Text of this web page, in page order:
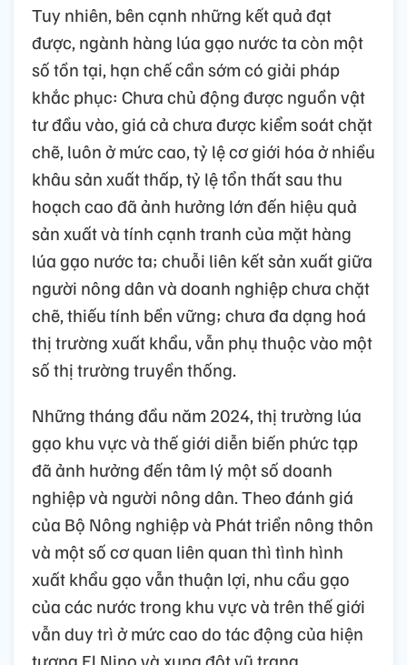
Tuy nhiên, bên cạnh những kết quả đạt
được, ngành hàng lúa gạo nước ta còn một
số tồn tại, hạn chế cần sớm có giải pháp
khắc phục: Chưa chủ động được nguồn vật
tư đầu vào, giá cả chưa được kiểm soát chặt
chẽ, luôn ở mức cao, tỷ lệ cơ giới hóa ở nhiều
khâu sản xuất thấp, tỷ lệ tổn thất sau thu
hoạch cao đã ảnh hưởng lớn đến hiệu quả
sản xuất và tính cạnh tranh của mặt hàng
lúa gạo nước ta; chuỗi liên kết sản xuất giữa
người nông dân và doanh nghiệp chưa chặt
chẽ, thiếu tính bền vững; chưa đa dạng hoá
thị trường xuất khẩu, vẫn phụ thuộc vào một
số thị trường truyền thống.
Những tháng đầu năm 2024, thị trường lúa
gạo khu vực và thế giới diễn biến phức tạp
đã ảnh hưởng đến tâm lý một số doanh
nghiệp và người nông dân. Theo đánh giá
của Bộ Nông nghiệp và Phát triển nông thôn
và một số cơ quan liên quan thì tình hình
xuất khẩu gạo vẫn thuận lợi, nhu cầu gạo
của các nước trong khu vực và trên thế giới
vẫn duy trì ở mức cao do tác động của hiện